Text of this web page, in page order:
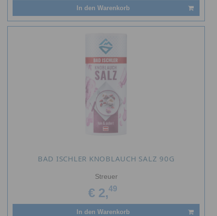
In den Warenkorb
BAD ISCHLER KNOBLAUCH SALZ 90G
Streuer
€ 2,49
In den Warenkorb